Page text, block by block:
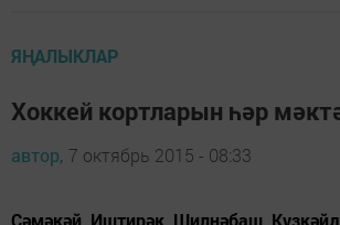
ЯҢАЛЫКЛАР
Хоккей кортларын һәр
автор, 7 октябрь 2015 - 08:33
Сәмәкәй, Иштирәк, Шилнәбаш,